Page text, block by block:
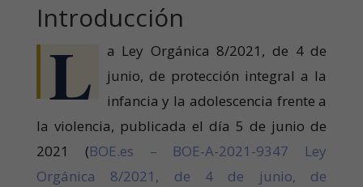
Introducción
L
a Ley Orgánica 8/2021, de 4 de
junio, de protección integral a la
infancia y la adolescencia frente a
la violencia, publicada el día 5 de junio de
2021 (BOE.es – BOE-A-2021-9347 Ley
Orgánica 8/2021, de 4 de junio, de